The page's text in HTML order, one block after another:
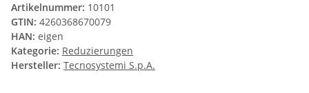
Artikelnummer: 10101
GTIN: 4260368670079
HAN: eigen
Kategorie: Reduzierungen
Hersteller: Tecnosystemi S.p.A.